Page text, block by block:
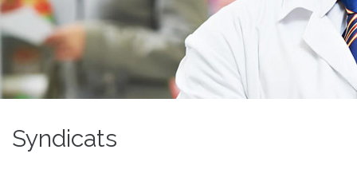
Syndicats